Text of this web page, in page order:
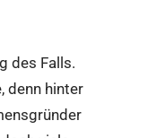
des Falls.
denn hinter